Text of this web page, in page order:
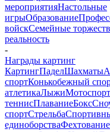
мероприятияНастольные
игрыОбразование
войскСемейные
реальность
-
Награды картинг
КартингПаделШахматы
спортКонькобежный
атлетикаЛыжиМотоспорт
теннисПлаваниеБокс
спортСтрельба
единоборстваФехтование